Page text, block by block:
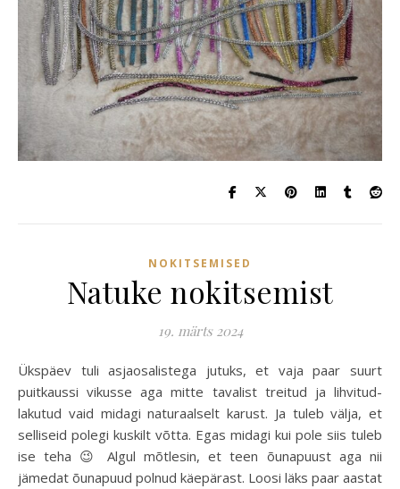
NOKITSEMISED
Natuke nokitsemist
19. märts 2024
Ükspäev tuli asjaosalistega jutuks, et vaja paar suurt
puitkaussi vikusse aga mitte tavalist treitud ja lihvitud-
lakutud vaid midagi naturaalselt karust. Ja tuleb välja, et
selliseid polegi kuskilt võtta. Egas midagi kui pole siis tuleb
ise teha 😉 Algul mõtlesin, et teen õunapuust aga nii
jämedat õunapuud polnud käepärast. Loosi läks paar aastat